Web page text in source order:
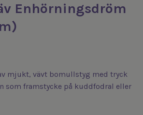
Enhörningsdröm
mjukt, vävt bomullstyg med tryck
som framstycke på kuddfodral eller